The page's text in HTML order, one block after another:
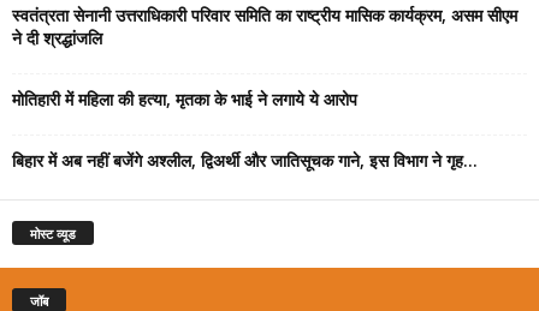
स्वतंत्रता सेनानी उत्तराधिकारी परिवार समिति का राष्ट्रीय मासिक कार्यक्रम, असम सीएम
ने दी श्रद्धांजलि
मोतिहारी में महिला की हत्या, मृतका के भाई ने लगाये ये आरोप
बिहार में अब नहीं बजेंगे अश्लील, द्विअर्थी और जातिसूचक गाने, इस विभाग ने गृह...
मोस्ट व्यूड
जॉब